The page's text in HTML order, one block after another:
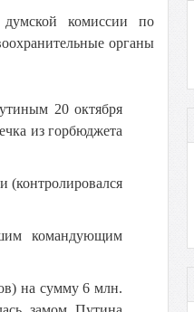
комиссии по
органы
20 октября
из горбюджета
(контролировался
командующим
на сумму 6 млн.